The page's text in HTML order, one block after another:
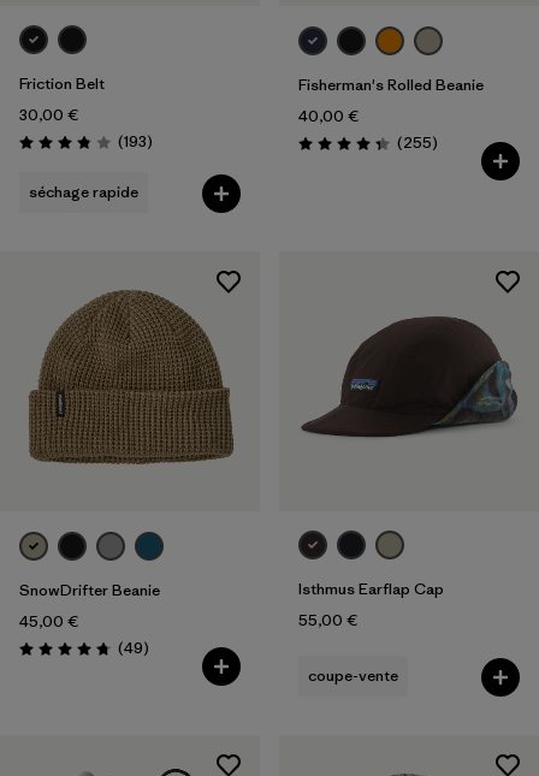
Friction Belt
30,00 €
Évaluation: 3.8 / 5
(193Avis
)
séchage rapide
Fisherman's Rolled Beanie
40,00 €
Évaluation: 4.3 / 5
(255Avis
)
SnowDrifter Beanie
45,00 €
Évaluation: 4.7 / 5
(49Avis
)
Isthmus Earflap Cap
55,00 €
coupe-vente